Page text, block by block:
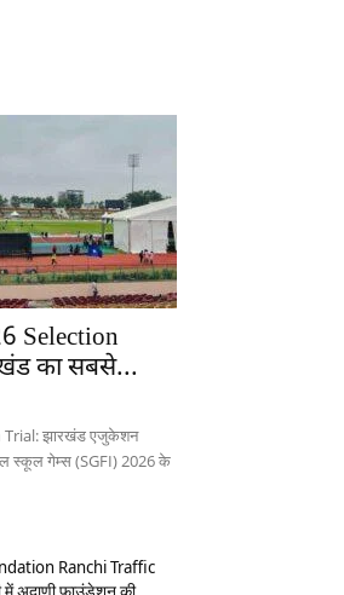
Selection
का सबसे...
Trial: झारखंड एजुकेशन
स्कूल गेम्स (SGFI) 2026 के
Ranchi Traffic
में अदाणी फाउंडेशन की